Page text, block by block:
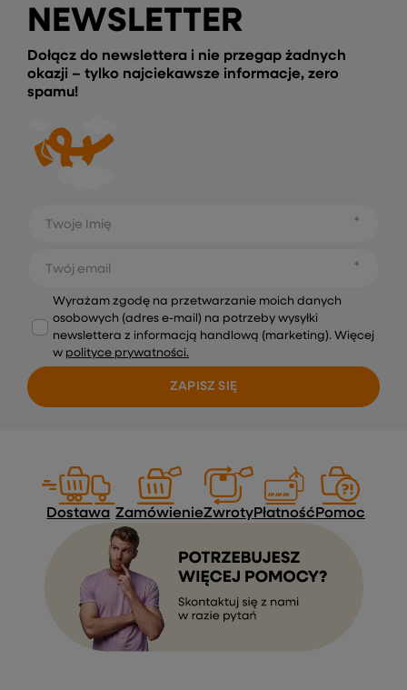
NEWSLETTER
Dołącz do newslettera i nie przegap żadnych
okazji – tylko najciekawsze informacje, zero
spamu!
Twoje Imię
Twój email
Wyrażam zgodę na przetwarzanie moich danych
osobowych (adres e-mail) na potrzeby wysyłki
newslettera z informacją handlową (marketing). Więcej
w polityce prywatności.
ZAPISZ SIĘ
Dostawa ZamówienieZwrotyPłatność Pomoc